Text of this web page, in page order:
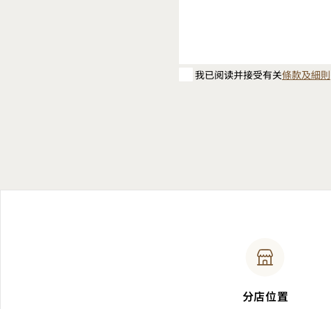
我已阅读并接受有关條款及細則
分店位置